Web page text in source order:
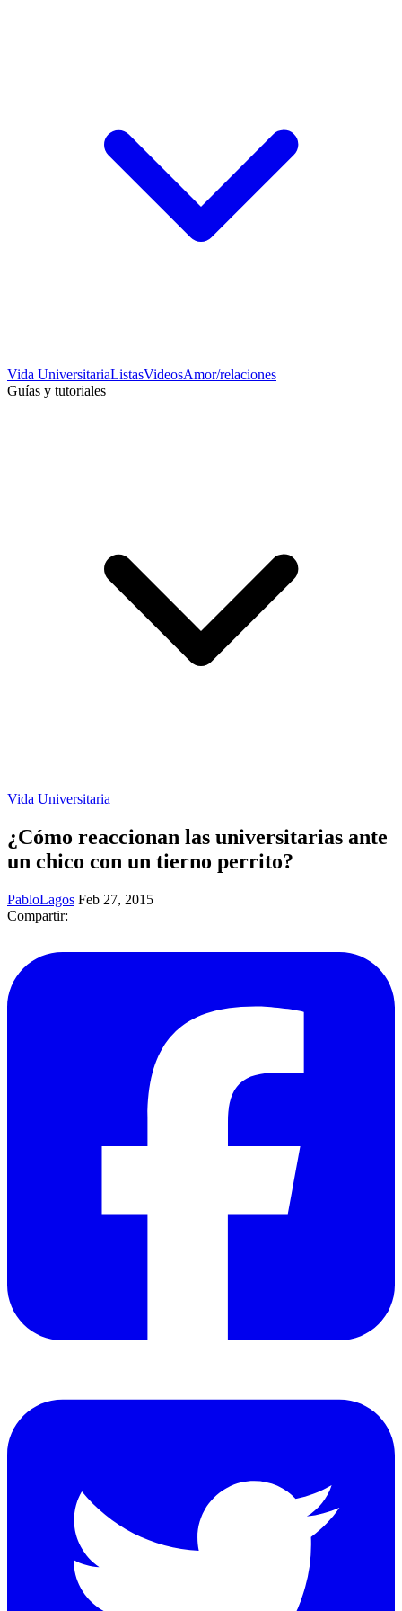
Vida UniversitariaListasVideosAmor/relaciones
Guías y tutoriales
Vida Universitaria
¿Cómo reaccionan las universitarias ante
un chico con un tierno perrito?
PabloLagos Feb 27, 2015
Compartir: